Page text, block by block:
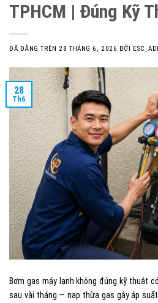
TPHCM | Đúng Kỹ
ĐÃ ĐĂNG TRÊN 28 THÁNG 6, 2026 BỞI
28
Th6
Bơm gas máy lạnh không đúng kỹ thuật
sau vài tháng — nạp thừa gas gây áp